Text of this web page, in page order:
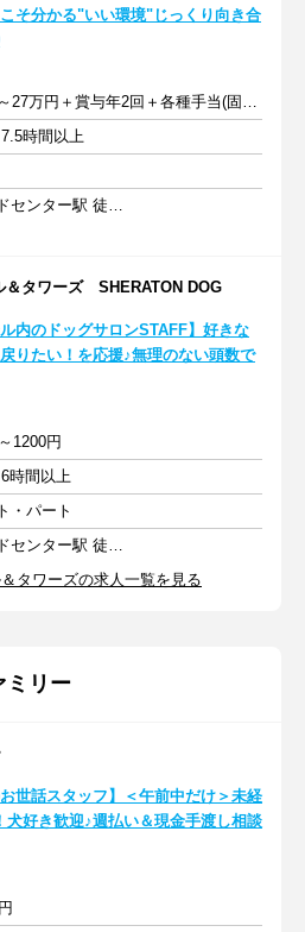
そ分かる"いい環境"じっくり向き合
月給22万～27万円＋賞与年2回＋各種手当(固定残業12時間分含む)
時間以上
アイランドセンター駅 徒歩1分
＆タワーズ SHERATON DOG
ル内のドッグサロンSTAFF】好きな
りたい！を応援♪無理のない頭数で
1200円
時間以上
・パート
アイランドセンター駅 徒歩1分
タワーズの求人一覧を見る
ミリー
お世話スタッフ】＜午前中だけ＞未経
犬好き歓迎♪週払い＆現金手渡し相談